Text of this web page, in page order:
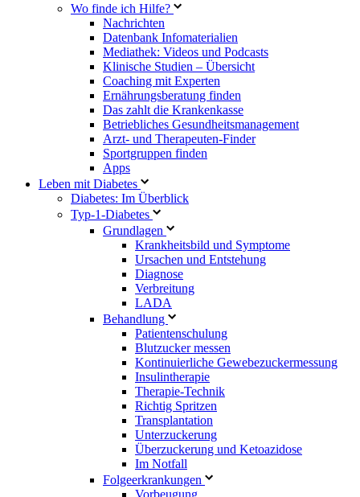
Wo finde ich Hilfe?
Nachrichten
Datenbank Infomaterialien
Mediathek: Videos und Podcasts
Klinische Studien – Übersicht
Coaching mit Experten
Ernährungsberatung finden
Das zahlt die Krankenkasse
Betriebliches Gesundheitsmanagement
Arzt- und Therapeuten-Finder
Sportgruppen finden
Apps
Leben mit Diabetes
Diabetes: Im Überblick
Typ-1-Diabetes
Grundlagen
Krankheitsbild und Symptome
Ursachen und Entstehung
Diagnose
Verbreitung
LADA
Behandlung
Patientenschulung
Blutzucker messen
Kontinuierliche Gewebezuckermessung
Insulintherapie
Therapie-Technik
Richtig Spritzen
Transplantation
Unterzuckerung
Überzuckerung und Ketoazidose
Im Notfall
Folgeerkrankungen
Vorbeugung